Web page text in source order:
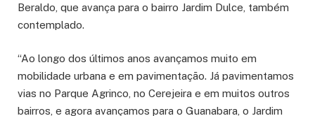
Beraldo, que avança para o bairro Jardim Dulce, também
contemplado.
“Ao longo dos últimos anos avançamos muito em
mobilidade urbana e em pavimentação. Já pavimentamos
vias no Parque Agrinco, no Cerejeira e em muitos outros
bairros, e agora avançamos para o Guanabara, o Jardim